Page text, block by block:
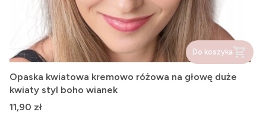
Do koszyka
Opaska kwiatowa kremowo różowa na głowę duże
kwiaty styl boho wianek
Cena
11,90 zł